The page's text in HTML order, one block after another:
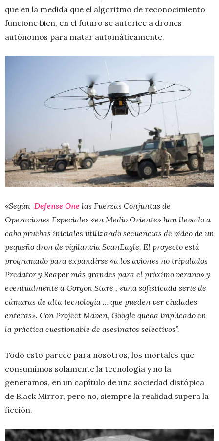
que en la medida que el algoritmo de reconocimiento
funcione bien, en el futuro se autorice a drones
autónomos para matar automáticamente.
«Según Defense One las Fuerzas Conjuntas de
Operaciones Especiales «en Medio Oriente» han llevado a
cabo pruebas iniciales utilizando secuencias de video de un
pequeño dron de vigilancia ScanEagle. El proyecto está
programado para expandirse «a los aviones no tripulados
Predator y Reaper más grandes para el próximo verano» y
eventualmente a Gorgon Stare , «una sofisticada serie de
cámaras de alta tecnología … que pueden ver ciudades
enteras». Con Project Maven, Google queda implicado en
la práctica cuestionable de asesinatos selectivos”.
Todo esto parece para nosotros, los mortales que
consumimos solamente la tecnología y no la
generamos, en un capítulo de una sociedad distópica
de Black Mirror, pero no, siempre la realidad supera la
ficción.